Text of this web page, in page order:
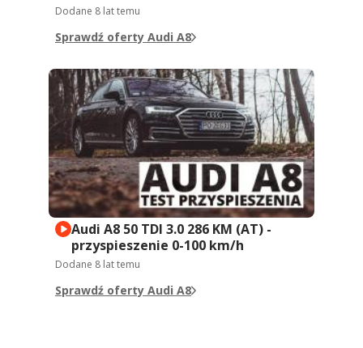
Dodane 8 lat temu
Sprawdź oferty Audi A8
Audi A8 50 TDI 3.0 286 KM (AT) -
przyspieszenie 0-100 km/h
Dodane 8 lat temu
Sprawdź oferty Audi A8